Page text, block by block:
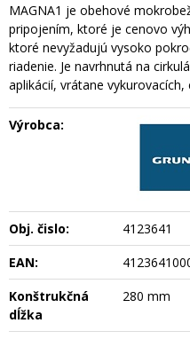
MAGNA1 je obehové
pripojením, ktoré je cenovo
ktoré nevyžadujú vysoko
riadenie. Je navrhnutá na
aplikácií, vrátane
Výrobca:
Obj. čislo:
4123641
EAN:
Konštrukčná
dĺžka
280 mm